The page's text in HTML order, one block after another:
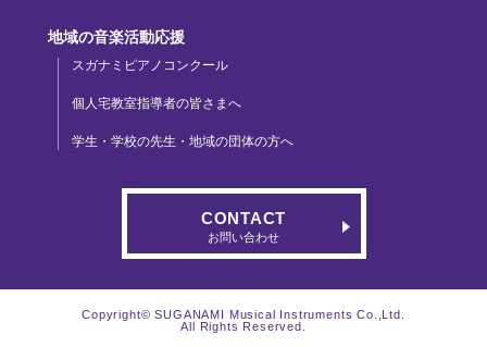
地域の音楽活動応援
スガナミピアノコンクール
個人宅教室指導者の皆さまへ
学生・学校の先生・地域の団体の方へ
CONTACT
お問い合わせ
Copyright© SUGANAMI Musical Instruments Co.,Ltd.
All Rights Reserved.